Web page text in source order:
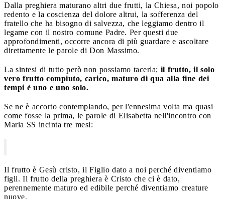
Dalla preghiera maturano altri due frutti, la Chiesa, noi popolo
redento e la coscienza del dolore altrui, la sofferenza del
fratello che ha bisogno di salvezza, che leggiamo dentro il
legame con il nostro comune Padre. Per questi due
approfondimenti, occorre ancora di più guardare e ascoltare
direttamente le parole di Don Massimo.
La sintesi di tutto però non possiamo tacerla; il frutto, il solo
vero frutto compiuto, carico, maturo di qua alla fine dei
tempi è uno e uno solo.
Se ne è accorto contemplando, per l'ennesima volta ma quasi
come fosse la prima, le parole di Elisabetta nell'incontro con
Maria SS incinta tre mesi:
Il frutto è Gesù cristo, il Figlio dato a noi perché diventiamo
figli. Il frutto della preghiera è Cristo che ci è dato,
perennemente maturo ed edibile perché diventiamo creature
nuove.